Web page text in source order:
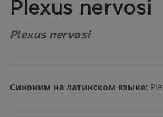
Plexus nervosi
Plexus nervosi
Синоним на латинском языке: